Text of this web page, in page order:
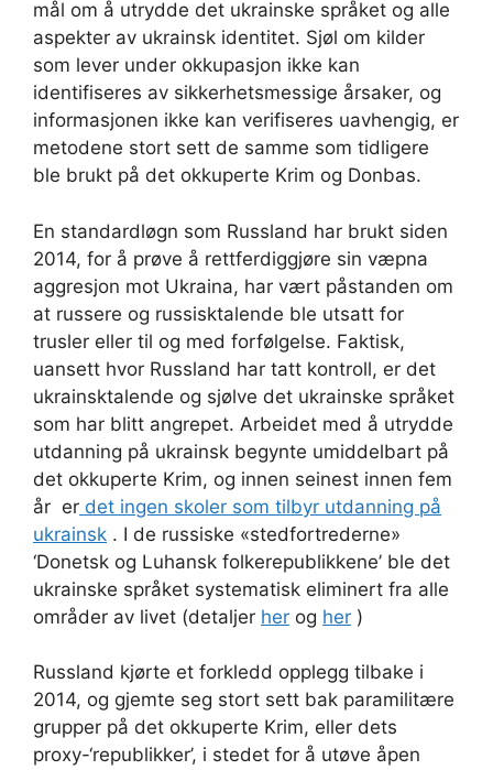
mål om å utrydde det ukrainske språket og alle
aspekter av ukrainsk identitet. Sjøl om kilder
som lever under okkupasjon ikke kan
identifiseres av sikkerhetsmessige årsaker, og
informasjonen ikke kan verifiseres uavhengig, er
metodene stort sett de samme som tidligere
ble brukt på det okkuperte Krim og Donbas.
En standardløgn som Russland har brukt siden
2014, for å prøve å rettferdiggjøre sin væpna
aggresjon mot Ukraina, har vært påstanden om
at russere og russisktalende ble utsatt for
trusler eller til og med forfølgelse. Faktisk,
uansett hvor Russland har tatt kontroll, er det
ukrainsktalende og sjølve det ukrainske språket
som har blitt angrepet. Arbeidet med å utrydde
utdanning på ukrainsk begynte umiddelbart på
det okkuperte Krim, og innen seinest innen fem
år er det ingen skoler som tilbyr utdanning på
ukrainsk . I de russiske «stedfortrederne»
‘Donetsk og Luhansk folkerepublikkene’ ble det
ukrainske språket systematisk eliminert fra alle
områder av livet (detaljer her og her )
Russland kjørte et forkledd opplegg tilbake i
2014, og gjemte seg stort sett bak paramilitære
grupper på det okkuperte Krim, eller dets
proxy-‘republikker’, i stedet for å utøve åpen